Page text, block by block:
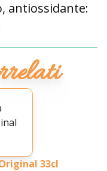
antiossidante:
33cl